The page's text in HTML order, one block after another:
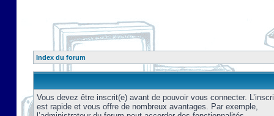
Index du forum
Vous devez être inscrit(e) avant de pouvoir vous connecter.
est rapide et vous offre de nombreux avantages. Par exemple,